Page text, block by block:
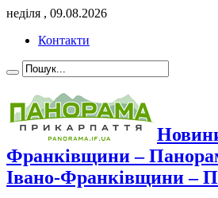
неділя , 09.08.2026
Контакти
Франківщини –
Івано-Франківщини –